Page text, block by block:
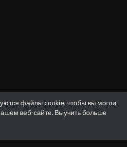
файлы cookie, чтобы вы могли
веб-сайте. Выучить больше